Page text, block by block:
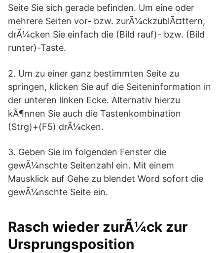
Seite Sie sich gerade befinden. Um eine oder
mehrere Seiten vor- bzw. zurÃ¼ckzublÃ¤ttern,
drÃ¼cken Sie einfach die (Bild rauf)- bzw. (Bild
runter)-Taste.
2. Um zu einer ganz bestimmten Seite zu
springen, klicken Sie auf die Seiteninformation in
der unteren linken Ecke. Alternativ hierzu
kÃ¶nnen Sie auch die Tastenkombination
(Strg)+(F5) drÃ¼cken.
3. Geben Sie im folgenden Fenster die
gewÃ¼nschte Seitenzahl ein. Mit einem
Mausklick auf Gehe zu blendet Word sofort die
gewÃ¼nschte Seite ein.
Rasch wieder zurÃ¼ck zur
Ursprungsposition